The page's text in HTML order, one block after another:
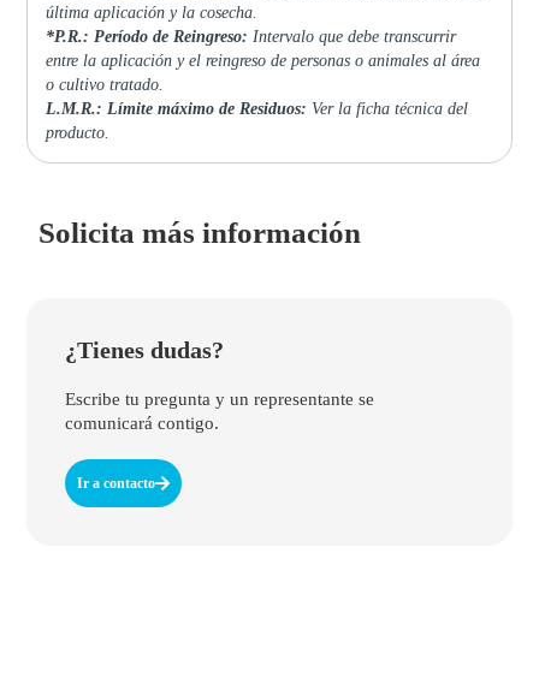
última aplicación y la cosecha.
*P.R.: Período de Reingreso: Intervalo que debe transcurrir
entre la aplicación y el reingreso de personas o animales al área
o cultivo tratado.
L.M.R.: Límite máximo de Residuos: Ver la ficha técnica del
producto.
Solicita más información
¿Tienes dudas?
Escribe tu pregunta y un representante se
comunicará contigo.
Ir a contacto